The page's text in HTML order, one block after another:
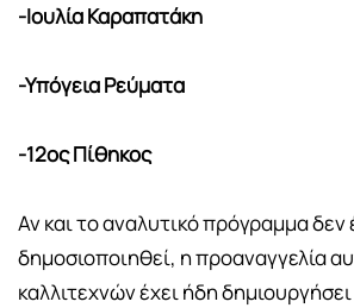
-Ιουλία Καραπατάκη
-Υπόγεια Ρεύματα
-12ος Πίθηκος
Αν και το αναλυτικό πρόγραμμα δεν
δημοσιοποιηθεί, η προαναγγελία
καλλιτεχνών έχει ήδη δημιουργήσει